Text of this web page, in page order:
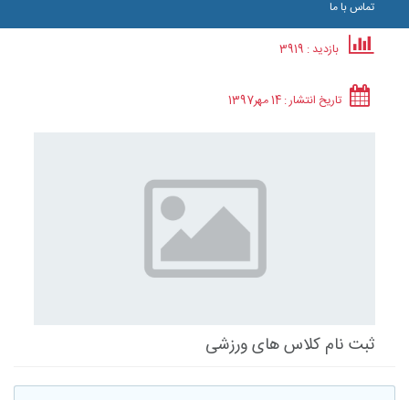
تماس با ما
بازدید : 3919
تاریخ انتشار :14 مهر 1397
ثبت نام کلاس های ورزشی